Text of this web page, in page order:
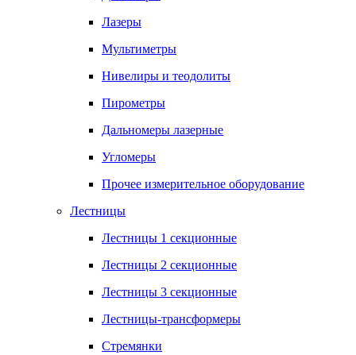
Лазеры
Мультиметры
Нивелиры и теодолиты
Пирометры
Дальномеры лазерные
Угломеры
Прочее измерительное оборудование
Лестницы
Лестницы 1 секционные
Лестницы 2 секционные
Лестницы 3 секционные
Лестницы-трансформеры
Стремянки